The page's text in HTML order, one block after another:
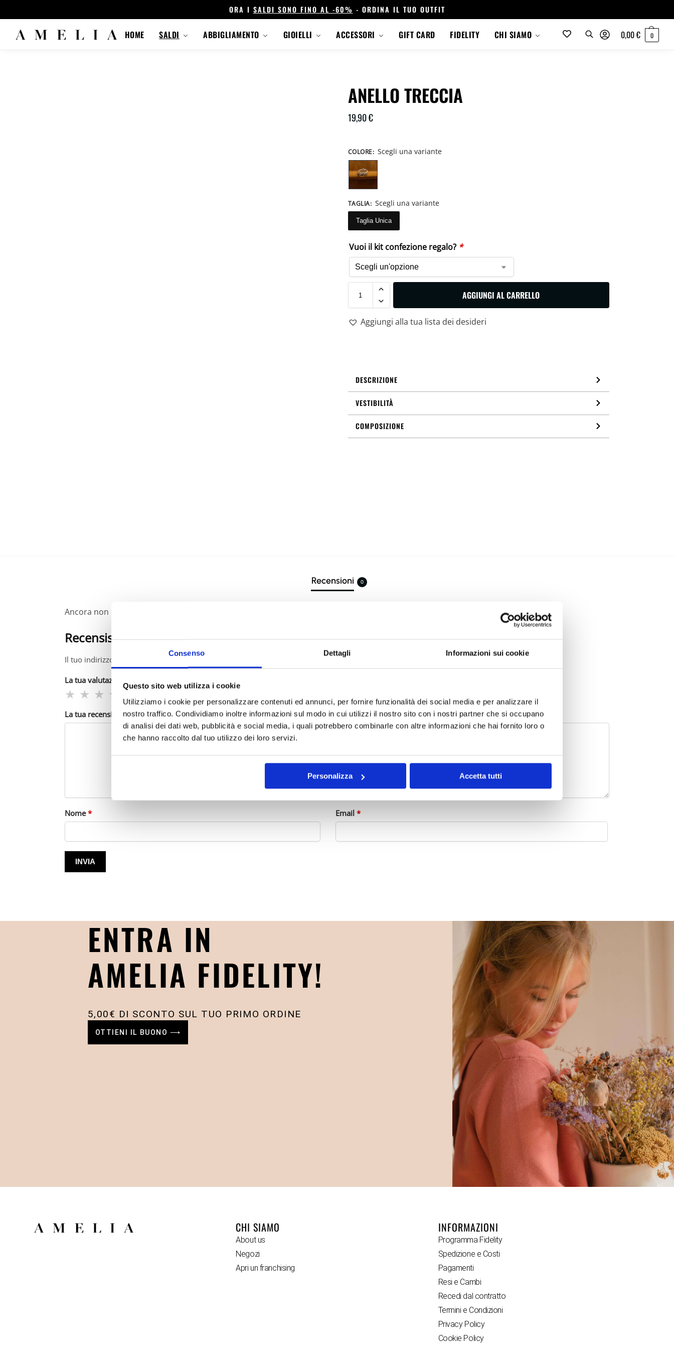
Consenso Dettagli Informazioni sui cookie
Questo sito web utilizza i cookie
Utilizziamo i cookie per personalizzare contenuti ed annunci, per fornire funzionalità dei social media e per analizzare il
nostro traffico. Condividiamo inoltre informazioni sul modo in cui utilizzi il nostro sito con i nostri partner che si occupano
di analisi dei dati web, pubblicità e social media, i quali potrebbero combinarle con altre informazioni che hai fornito loro o
che hanno raccolto dal tuo utilizzo dei loro servizi.
Personalizza Accetta tutti
ORA I SALDI SONO FINO AL -60% - ORDINA IL TUO OUTFIT
HOME SALDI ABBIGLIAMENTO GIOIELLI ACCESSORI GIFT CARD FIDELITY CHI SIAMO 0,00€ 0
ANELLO TRECCIA
19,90€
COLORE: Scegli una variante
TAGLIA: Scegli una variante
Taglia Unica
Vuoi il kit confezione regalo? *
AGGIUNGI AL CARRELLO
Aggiungi alla tua lista dei desideri
DESCRIZIONE
VESTIBILITÀ
COMPOSIZIONE
Recensioni 0
Ancora non ci sono recensioni.
Recensisci per primo “Anello Treccia”
Il tuo indirizzo email non sarà pubblicato. I campi obbligatori sono contrassegnati*
La tua valutazione
La tua recensione*
Nome* Email *
ENTRA IN
AMELIA FIDELITY!
5,00€ DI SCONTO SUL TUO PRIMO ORDINE
OTTIENI IL BUONO ⟶
CHI SIAMO
About us
Negozi
Apri un franchising
INFORMAZIONI
Programma Fidelity
Spedizione e Costi
Pagamenti
Resi e Cambi
Recedi dal contratto
Termini e Condizioni
Privacy Policy
Cookie Policy